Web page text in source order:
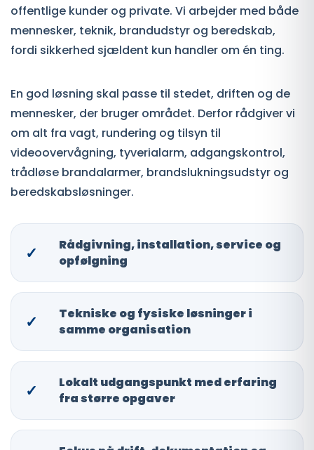
offentlige kunder og private. Vi arbejder med både
mennesker, teknik, brandudstyr og beredskab,
fordi sikkerhed sjældent kun handler om én ting.
En god løsning skal passe til stedet, driften og de
mennesker, der bruger området. Derfor rådgiver vi
om alt fra vagt, rundering og tilsyn til
videoovervågning, tyverialarm, adgangskontrol,
trådløse brandalarmer, brandslukningsudstyr og
beredskabsløsninger.
✓
Rådgivning, installation, service og
opfølgning
✓
Tekniske og fysiske løsninger i
samme organisation
✓
Lokalt udgangspunkt med erfaring
fra større opgaver